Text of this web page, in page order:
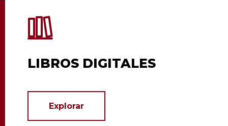
LIBROS DIGITALES
Explorar